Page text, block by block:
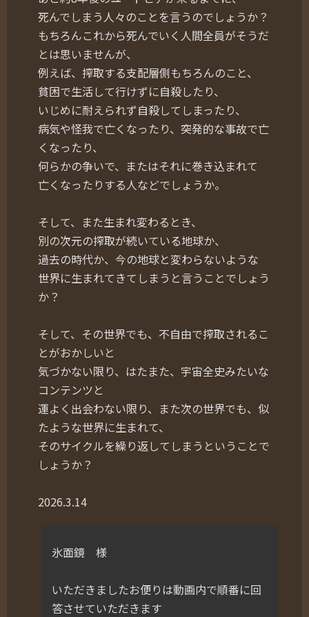
死んでしまう人々のことを言うのでしょうか？
もちろんこれから死んでいく人間全員がそうだ
とは思いませんが、
例えば、搾取する支配層側もちろんのこと、
貧困で生活して行けずに自殺したり、
いじめに耐えられず自殺してしまったり、
病気や怪我で亡くなったり、突発的な事故で亡
くなったり、
何らかの争いで、またはそれに巻き込まれて
亡くなったりする人などでしょうか。
そして、また生まれ変わるとき、
別の次元の搾取が続いている地球か、
過去の時代か、今の地球と変わらないような
世界に生まれてきてしまうと言うことでしょう
か？
そして、その世界でも、不自由で搾取されるこ
とがおかしいと
気づかない限り、はたまた、宇宙全史みたいな
コンテンツと
運よく出会わない限り、また次の世界でも、似
たような世界に生まれて、
そのサイクルを繰り返してしまうということで
しょうか？
2026.3.14
氷面鏡 様
いただきましたお便りは動画内で順番に回
答させていただきます